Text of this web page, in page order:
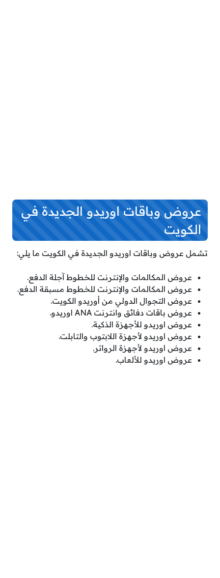
عروض وباقات اوريدو الجديدة في
الكويت
تشمل عروض وباقات اوريدو الجديدة في الكويت ما يلي:
عروض المكالمات والإنترنت للخطوط آجلة الدفع.
عروض المكالمات والإنترنت للخطوط مسبقة الدفع.
عروض التجوال الدولي من أوريدو الكويت.
عروض باقات دفائق وانترنت ANA اوريدو.
عروض اوريدو للأجهزة الذكية.
عروض اوريدو لأجهزة اللابتوب والتابلت.
عروض اوريدو لأجهزة الرواتر.
عروض اوريدو للألعاب.